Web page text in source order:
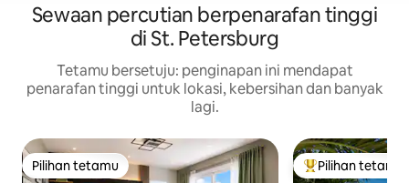
Sewaan percutian berpenarafan tinggi
di St. Petersburg
Tetamu bersetuju: penginapan ini mendapat
penarafan tinggi untuk lokasi, kebersihan dan banyak
lagi.
Pilihan tetamu
Pilihan tetamu Pilihan utama
Pilihan tetamu